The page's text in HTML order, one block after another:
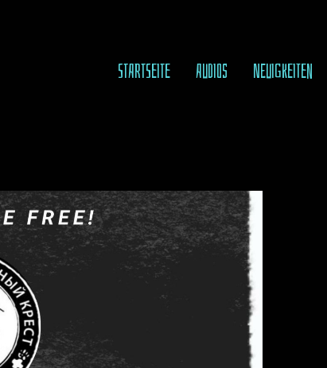
STARTSEITE AUDIOS NEUIGKEITEN